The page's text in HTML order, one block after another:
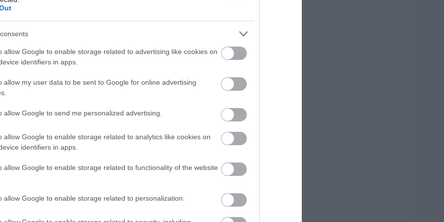
allow Google to enable storage related to advertising like cookies on
identifiers in apps.
allow my user data to be sent to Google for online advertising
allow Google to send me personalized advertising.
allow Google to enable storage related to analytics like cookies on
identifiers in apps.
allow Google to enable storage related to functionality of the website
allow Google to enable storage related to personalization.
News
07.08.2026 | 18:20
Βαρύ πένθος για τον
εκπαιδευτικό από
την Εύβοια που
07.08.2026 | 18:00